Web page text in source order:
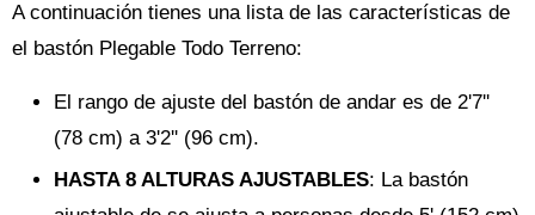
A continuación tienes una lista de las características de
el bastón Plegable Todo Terreno:
El rango de ajuste del bastón de andar es de 2'7''
(78 cm) a 3'2'' (96 cm).
HASTA 8 ALTURAS AJUSTABLES: La bastón